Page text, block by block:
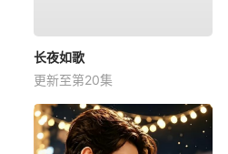
长夜如歌
更新至第20集